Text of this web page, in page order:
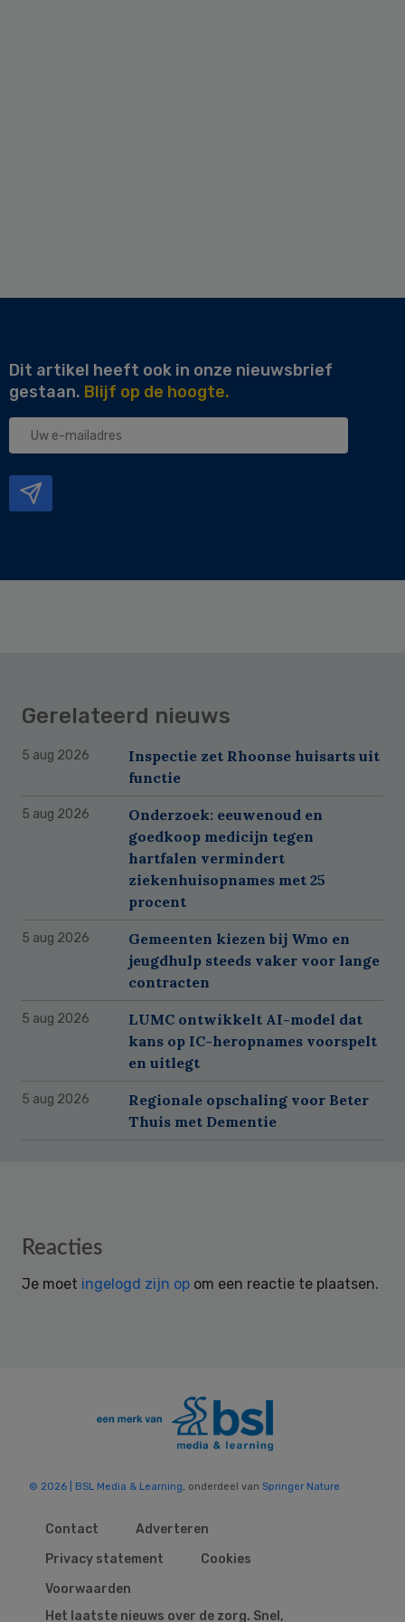
Dit artikel heeft ook in onze nieuwsbrief
gestaan. Blijf op de hoogte.
Uw
Gerelateerd nieuws
5 aug 2026
Inspectie zet Rhoonse huisarts uit
functie
5 aug 2026
Onderzoek: eeuwenoud en
goedkoop medicijn tegen
hartfalen vermindert
ziekenhuisopnames met 25
procent
5 aug 2026
Gemeenten kiezen bij Wmo en
jeugdhulp steeds vaker voor lange
contracten
5 aug 2026
LUMC ontwikkelt AI-model dat
kans op IC-heropnames voorspelt
en uitlegt
5 aug 2026
Regionale opschaling voor Beter
Thuis met Dementie
Reader
Reacties
Je moet ingelogd zijn op om een reactie te plaatsen.
© 2026 | BSL Media & Learning, onderdeel van Springer Nature
Contact
Adverteren
Privacy statement
Cookies
Voorwaarden
Het laatste nieuws over de zorg. Snel,